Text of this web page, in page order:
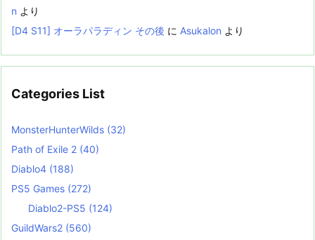
n より
[D4 S11] オーラパラディン その後 に Asukalon より
Categories List
MonsterHunterWilds (32)
Path of Exile 2 (40)
Diablo4 (188)
PS5 Games (272)
Diablo2-PS5 (124)
GuildWars2 (560)